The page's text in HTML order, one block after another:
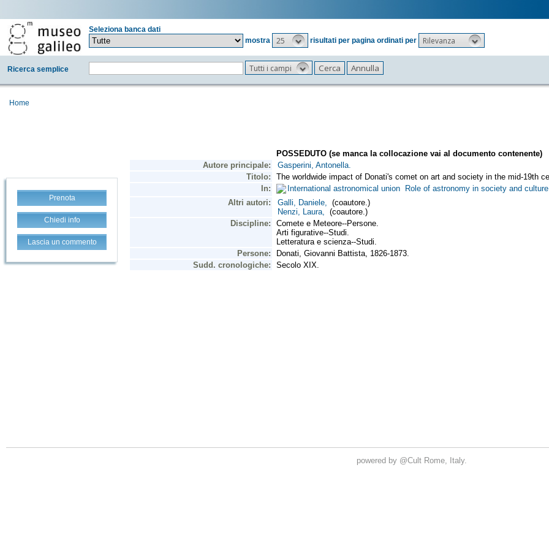
Seleziona banca dati
mostra
25 risultati per pagina ordinati per Rilevanza
Ricerca semplice Tutti i campi
Home
Prenota
Chiedi info
Lascia un commento
powered by @Cult Rome, Italy.